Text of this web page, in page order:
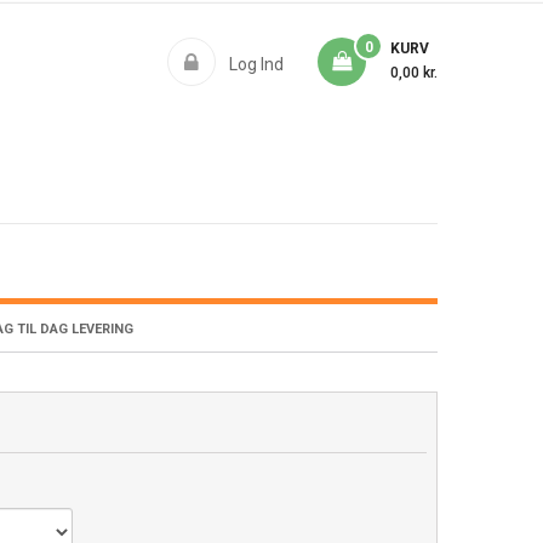
Log Ind
KURV
0
0,00 kr.
TIL DAG LEVERING